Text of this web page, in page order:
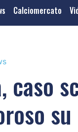
Calciomercato
caso